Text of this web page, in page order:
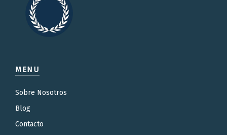
MENU
Sobre Nosotros
Blog
Contacto